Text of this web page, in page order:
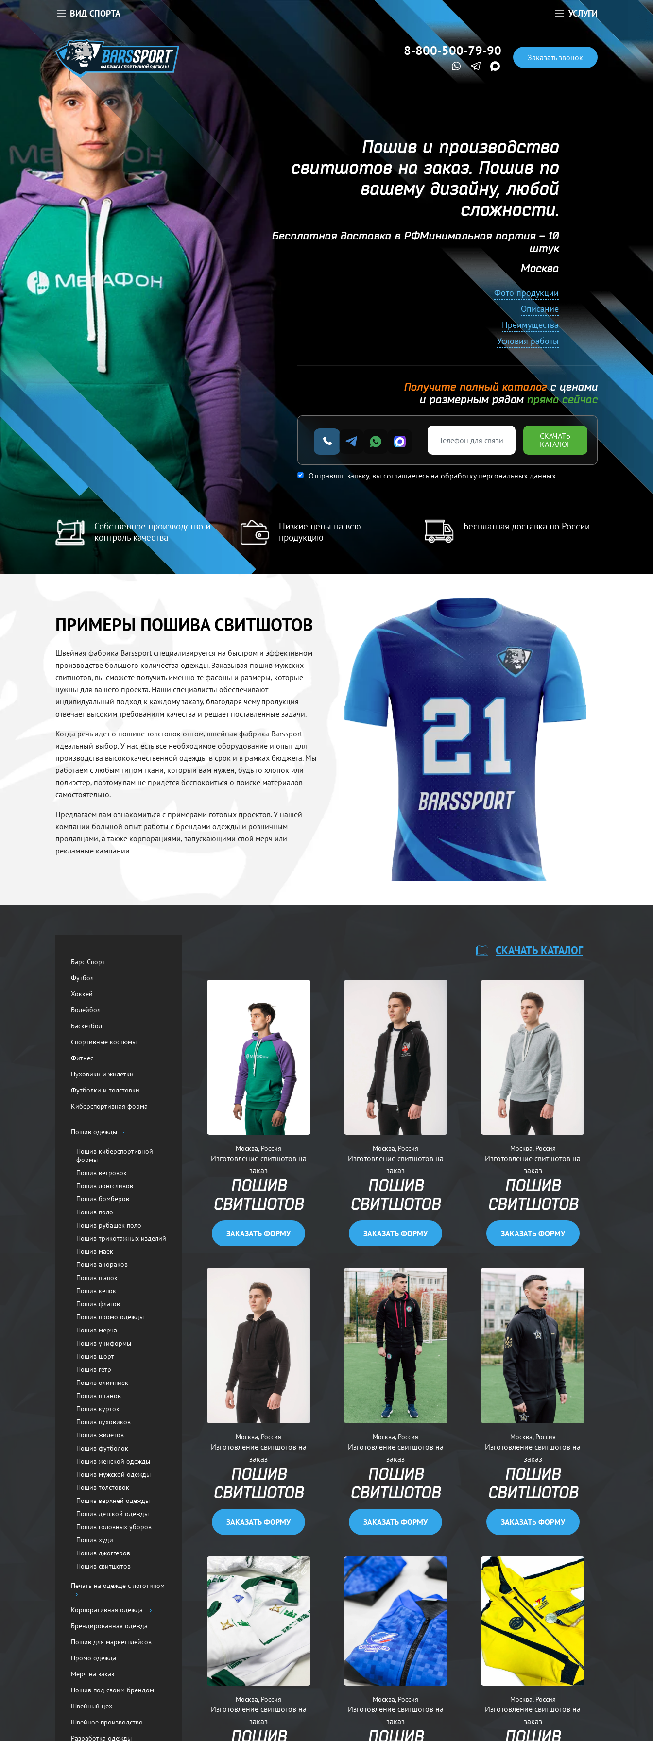
ВИД СПОРТА УСЛУГИ
8-800-500-79-90 Заказать звонок
Пошив и производство
свитшотов на заказ. Пошив по
вашему дизайну, любой
сложности.
Бесплатная доставка в РФМинимальная партия – 10
штук
Москва
Фото продукции
Описание
Преимущества
Условия работы
Получите полный каталогс ценами
и размерным рядом прямо сейчас
СКАЧАТЬ
КАТАЛОГ
Отправляя заявку, вы соглашаетесь на обработкуперсональных данных
Собственное производство и
контроль качества
Низкие цены на всю
продукцию
Бесплатная доставка по России
ПРИМЕРЫ ПОШИВА СВИТШОТОВ
Швейная фабрика Barssport специализируется на быстром и эффективном
производстве большого количества одежды. Заказывая пошив мужских
свитшотов, вы сможете получить именно те фасоны и размеры, которые
нужны для вашего проекта. Наши специалисты обеспечивают
индивидуальный подход к каждому заказу, благодаря чему продукция
отвечает высоким требованиям качества и решает поставленные задачи.
Когда речь идет о пошиве толстовок оптом, швейная фабрика Barssport –
идеальный выбор. У нас есть все необходимое оборудование и опыт для
производства высококачественной одежды в срок и в рамках бюджета. Мы
работаем с любым типом ткани, который вам нужен, будь то хлопок или
полиэстер, поэтому вам не придется беспокоиться о поиске материалов
самостоятельно.
Предлагаем вам ознакомиться с примерами готовых проектов. У нашей
компании большой опыт работы с брендами одежды и розничным
продавцами, а также корпорациями, запускающими свой мерч или
рекламные кампании.
Барс Спорт
Футбол
Хоккей
Волейбол
Баскетбол
Спортивные костюмы
Фитнес
Пуховики и жилетки
Футболки и толстовки
Киберспортивная форма
Пошив одежды
Пошив киберспортивной
формы
Пошив ветровок
Пошив лонгсливов
Пошив бомберов
Пошив поло
Пошив рубашек поло
Пошив трикотажных изделий
Пошив маек
Пошив анораков
Пошив шапок
Пошив кепок
Пошив флагов
Пошив промо одежды
Пошив мерча
Пошив униформы
Пошив шорт
Пошив гетр
Пошив олимпиек
Пошив штанов
Пошив курток
Пошив пуховиков
Пошив жилетов
Пошив футболок
Пошив женской одежды
Пошив мужской одежды
Пошив толстовок
Пошив верхней одежды
Пошив детской одежды
Пошив головных уборов
Пошив худи
Пошив джоггеров
Пошив свитшотов
Печать на одежде с логотипом
Корпоративная одежда
Брендированная одежда
Пошив для маркетплейсов
Промо одежда
Мерч на заказ
Пошив под своим брендом
Швейный цех
Швейное производство
Разработка одежды
СКАЧАТЬ КАТАЛОГ
Москва, Россия
Изготовление свитшотов на
заказ
ПОШИВ
СВИТШОТОВ
ЗАКАЗАТЬ ФОРМУ
Москва, Россия
Изготовление свитшотов на
заказ
ПОШИВ
СВИТШОТОВ
ЗАКАЗАТЬ ФОРМУ
Москва, Россия
Изготовление свитшотов на
заказ
ПОШИВ
СВИТШОТОВ
ЗАКАЗАТЬ ФОРМУ
Москва, Россия
Изготовление свитшотов на
заказ
ПОШИВ
СВИТШОТОВ
ЗАКАЗАТЬ ФОРМУ
Москва, Россия
Изготовление свитшотов на
заказ
ПОШИВ
СВИТШОТОВ
ЗАКАЗАТЬ ФОРМУ
Москва, Россия
Изготовление свитшотов на
заказ
ПОШИВ
СВИТШОТОВ
ЗАКАЗАТЬ ФОРМУ
Москва, Россия
Изготовление свитшотов на
заказ
ПОШИВ
Москва, Россия
Изготовление свитшотов на
заказ
ПОШИВ
Москва, Россия
Изготовление свитшотов на
заказ
ПОШИВ